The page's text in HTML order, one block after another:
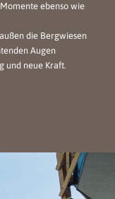
ebenso wie
die Bergwiesen
Augen
und neue Kraft.